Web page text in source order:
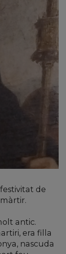
de
antic.
era filla
nascuda